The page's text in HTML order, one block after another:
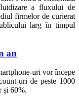
a fluxului de
firmelor de curierat
larg în timpul
an
uri vor începe
uri de peste 1000
și 60%.